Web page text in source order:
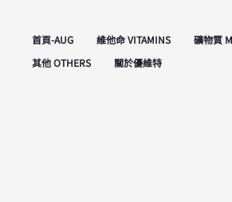
首頁-AUG 維他命 VITAMINS 礦物質
其他 OTHERS
關於優維特